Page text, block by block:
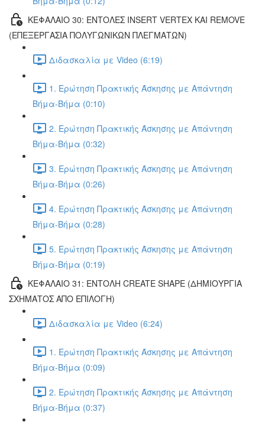
ΚΕΦΑΛΑΙΟ 30: ΕΝΤΟΛΕΣ INSERT VERTEX ΚΑΙ REMOVE
(ΕΠΕΞΕΡΓΑΣΙΑ ΠΟΛΥΓΩΝΙΚΩΝ ΠΛΕΓΜΑΤΩΝ)
Διδασκαλία με Video (6:19)
1. Ερώτηση Πρακτικής Άσκησης με Απάντηση
Βήμα-Βήμα (0:10)
2. Ερώτηση Πρακτικής Άσκησης με Απάντηση
Βήμα-Βήμα (0:32)
3. Ερώτηση Πρακτικής Άσκησης με Απάντηση
Βήμα-Βήμα (0:26)
4. Ερώτηση Πρακτικής Άσκησης με Απάντηση
Βήμα-Βήμα (0:28)
5. Ερώτηση Πρακτικής Άσκησης με Απάντηση
Βήμα-Βήμα (0:19)
ΚΕΦΑΛΑΙΟ 31: ΕΝΤΟΛΗ CREATE SHAPE (ΔΗΜΙΟΥΡΓΙΑ
ΣΧΗΜΑΤΟΣ ΑΠΟ ΕΠΙΛΟΓΗ)
Διδασκαλία με Video (6:24)
1. Ερώτηση Πρακτικής Άσκησης με Απάντηση
Βήμα-Βήμα (0:09)
2. Ερώτηση Πρακτικής Άσκησης με Απάντηση
Βήμα-Βήμα (0:37)